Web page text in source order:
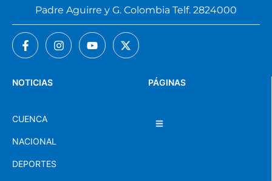
PÁGINAS
NOTICIAS
CUENCA
NACIONAL
DEPORTES
Padre Aguirre y G. Colombia Telf. 2824000